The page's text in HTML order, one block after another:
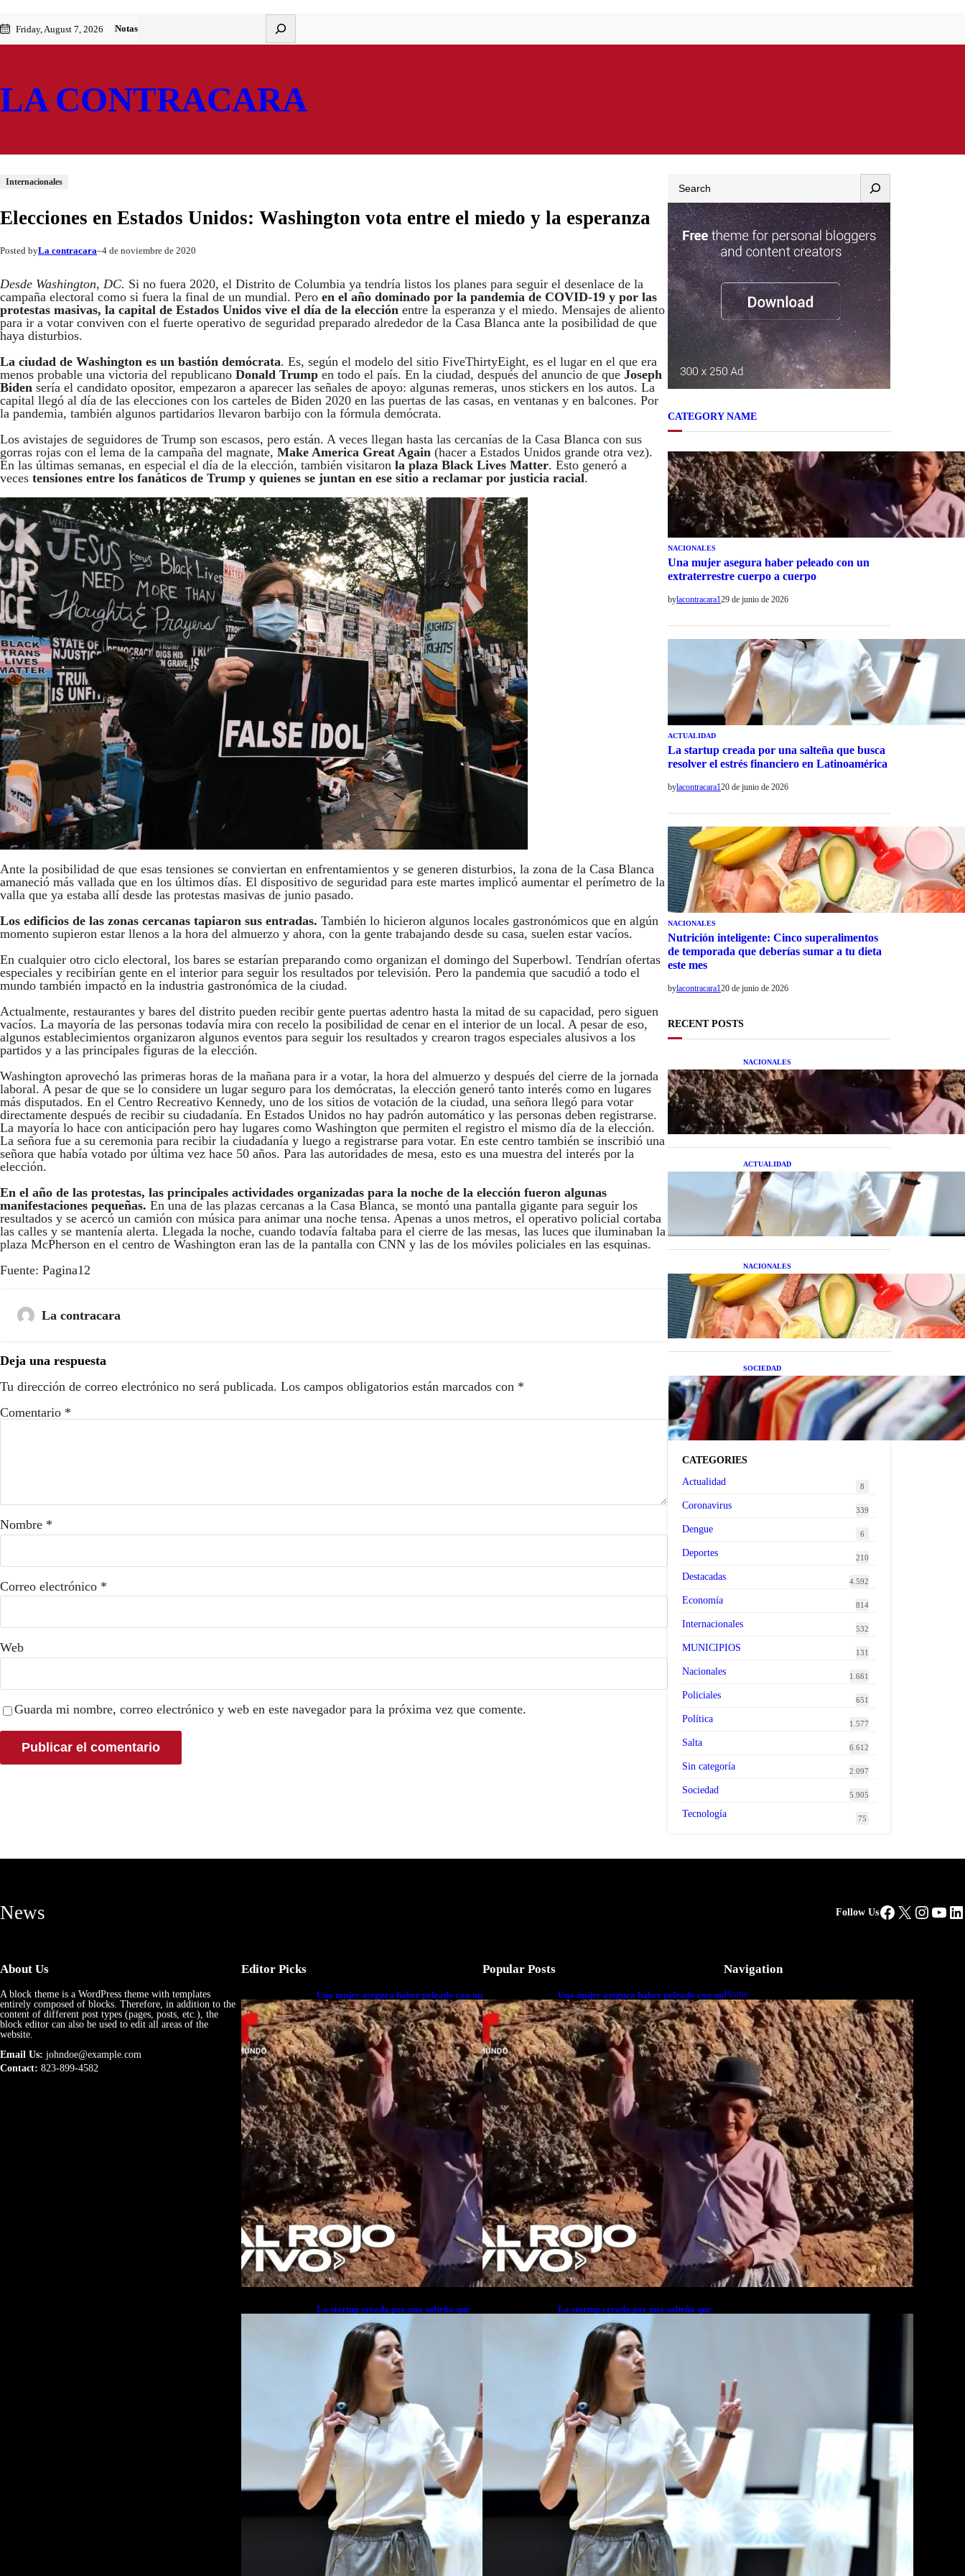
al
contenido
to
content
Friday, August 7, 2026 Notas
LA CONTRACARA
Internacionales
Elecciones en Estados Unidos: Washington vota entre el miedo y la esperanza
Posted byLa contracara–4 de noviembre de 2020
Desde Washington, DC. Si no fuera 2020, el Distrito de Columbia ya tendría listos los planes para seguir el desenlace de la
campaña electoral como si fuera la final de un mundial. Pero en el año dominado por la pandemia de COVID-19 y por las
protestas masivas, la capital de Estados Unidos vive el día de la elección entre la esperanza y el miedo. Mensajes de aliento
para ir a votar conviven con el fuerte operativo de seguridad preparado alrededor de la Casa Blanca ante la posibilidad de que
haya disturbios.
La ciudad de Washington es un bastión demócrata. Es, según el modelo del sitio FiveThirtyEight, es el lugar en el que era
menos probable una victoria del republicano Donald Trump en todo el país. En la ciudad, después del anuncio de que Joseph
Biden sería el candidato opositor, empezaron a aparecer las señales de apoyo: algunas remeras, unos stickers en los autos. La
capital llegó al día de las elecciones con los carteles de Biden 2020 en las puertas de las casas, en ventanas y en balcones. Por
la pandemia, también algunos partidarios llevaron barbijo con la fórmula demócrata.
Los avistajes de seguidores de Trump son escasos, pero están. A veces llegan hasta las cercanías de la Casa Blanca con sus
gorras rojas con el lema de la campaña del magnate, Make America Great Again (hacer a Estados Unidos grande otra vez).
En las últimas semanas, en especial el día de la elección, también visitaron la plaza Black Lives Matter. Esto generó a
veces tensiones entre los fanáticos de Trump y quienes se juntan en ese sitio a reclamar por justicia racial.
Ante la posibilidad de que esas tensiones se conviertan en enfrentamientos y se generen disturbios, la zona de la Casa Blanca
amaneció más vallada que en los últimos días. El dispositivo de seguridad para este martes implicó aumentar el perímetro de la
valla que ya estaba allí desde las protestas masivas de junio pasado.
Los edificios de las zonas cercanas tapiaron sus entradas. También lo hicieron algunos locales gastronómicos que en algún
momento supieron estar llenos a la hora del almuerzo y ahora, con la gente trabajando desde su casa, suelen estar vacíos.
En cualquier otro ciclo electoral, los bares se estarían preparando como organizan el domingo del Superbowl. Tendrían ofertas
especiales y recibirían gente en el interior para seguir los resultados por televisión. Pero la pandemia que sacudió a todo el
mundo también impactó en la industria gastronómica de la ciudad.
Actualmente, restaurantes y bares del distrito pueden recibir gente puertas adentro hasta la mitad de su capacidad, pero siguen
vacíos. La mayoría de las personas todavía mira con recelo la posibilidad de cenar en el interior de un local. A pesar de eso,
algunos establecimientos organizaron algunos eventos para seguir los resultados y crearon tragos especiales alusivos a los
partidos y a las principales figuras de la elección.
Washington aprovechó las primeras horas de la mañana para ir a votar, la hora del almuerzo y después del cierre de la jornada
laboral. A pesar de que se lo considere un lugar seguro para los demócratas, la elección generó tanto interés como en lugares
más disputados. En el Centro Recreativo Kennedy, uno de los sitios de votación de la ciudad, una señora llegó para votar
directamente después de recibir su ciudadanía. En Estados Unidos no hay padrón automático y las personas deben registrarse.
La mayoría lo hace con anticipación pero hay lugares como Washington que permiten el registro el mismo día de la elección.
La señora fue a su ceremonia para recibir la ciudadanía y luego a registrarse para votar. En este centro también se inscribió una
señora que había votado por última vez hace 50 años. Para las autoridades de mesa, esto es una muestra del interés por la
elección.
En el año de las protestas, las principales actividades organizadas para la noche de la elección fueron algunas
manifestaciones pequeñas. En una de las plazas cercanas a la Casa Blanca, se montó una pantalla gigante para seguir los
resultados y se acercó un camión con música para animar una noche tensa. Apenas a unos metros, el operativo policial cortaba
las calles y se mantenía alerta. Llegada la noche, cuando todavía faltaba para el cierre de las mesas, las luces que iluminaban la
plaza McPherson en el centro de Washington eran las de la pantalla con CNN y las de los móviles policiales en las esquinas.
Fuente: Pagina12
La contracara
Deja una respuesta
Tu dirección de correo electrónico no será publicada. Los campos obligatorios están marcados con *
Comentario *
Nombre *
Correo electrónico *
Web
Guarda mi nombre, correo electrónico y web en este navegador para la próxima vez que comente.
CATEGORY NAME
NACIONALES
Una mujer asegura haber peleado con un
extraterrestre cuerpo a cuerpo
bylacontracara129 de junio de 2026
ACTUALIDAD
La startup creada por una salteña que busca
resolver el estrés financiero en Latinoamérica
bylacontracara120 de junio de 2026
NACIONALES
Nutrición inteligente: Cinco superalimentos
de temporada que deberías sumar a tu dieta
este mes
bylacontracara120 de junio de 2026
RECENT POSTS
NACIONALES
Una mujer asegura haber
peleado con un extraterrestre
cuerpo a cuerpo
ACTUALIDAD
La startup creada por una
salteña que busca resolver el
estrés financiero en
Latinoamérica
NACIONALES
Nutrición inteligente: Cinco
superalimentos de temporada
que deberías sumar a tu dieta
este mes
SOCIEDAD
Las grandes marcas globales
se suman a la tendencia de la
ropa de segunda mano
premium
CATEGORIES
Actualidad
8
Coronavirus 339
Dengue 6
Deportes 210
Destacadas 4.592
Economía 814
Internacionales 532
MUNICIPIOS 131
Nacionales 1.661
Policiales 651
Política 1.577
Salta 6.612
Sin categoría 2.097
Sociedad 5.905
Tecnología 75
News Follow UsFacebook
X
About Us
A block theme is a WordPress theme with templates
entirely composed of blocks. Therefore, in addition to the
content of different post types (pages, posts, etc.), the
block editor can also be used to edit all areas of the
website.
Email Us: johndoe@example.com
Contact: 823-899-4582
Editor Picks
Una mujer asegura haber peleado con un
extraterrestre cuerpo a cuerpo
La startup creada por una salteña que
busca resolver el estrés financiero en
Latinoamérica
Popular Posts
Una mujer asegura haber peleado con un
extraterrestre cuerpo a cuerpo
La startup creada por una salteña que
busca resolver el estrés financiero en
Latinoamérica
Navigation
Home
Business
Lifestyle
Magazine
Photography
Travel
Technology